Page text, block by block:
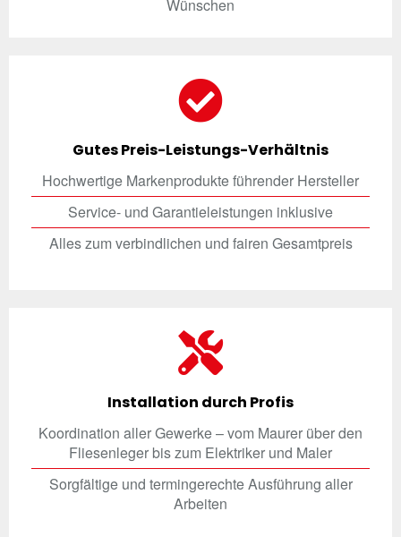
Wünschen
Gutes Preis-Leistungs-Verhältnis
Hochwertige Markenprodukte führender Hersteller
Service- und Garantieleistungen inklusive
Alles zum verbindlichen und fairen Gesamtpreis
Installation durch Profis
Koordination aller Gewerke – vom Maurer über den
Fliesenleger bis zum Elektriker und Maler
Sorgfältige und termingerechte Ausführung aller
Arbeiten